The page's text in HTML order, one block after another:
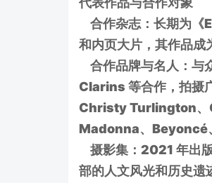
合作杂志：长期为《
和内页大片，其作品成
合作品牌与名人：与
Clarins 等合作，拍摄
Christy Turlington、
Madonna、Beyoncé
摄影集：2021 年出
部的人文风光和历史遗